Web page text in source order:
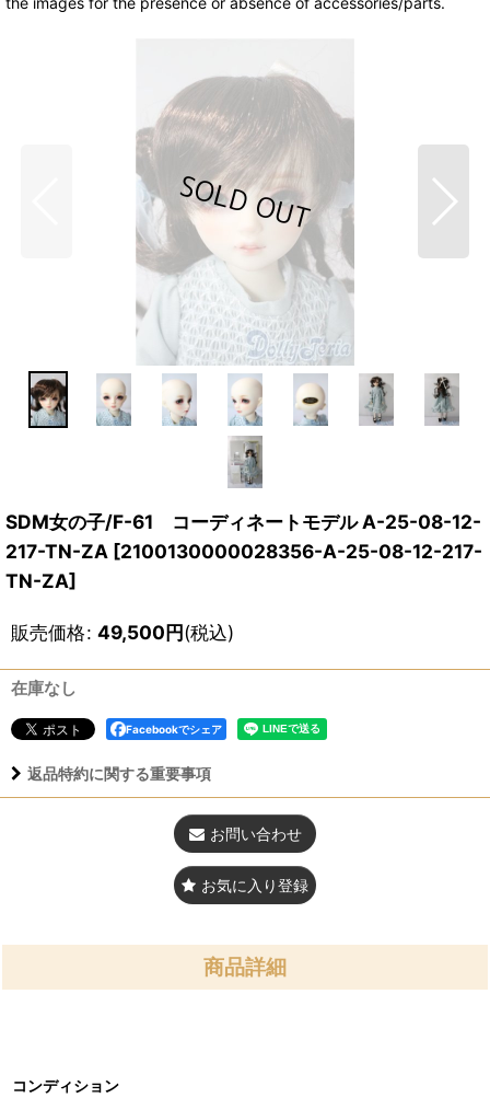
SDM女の子/F-61 コーディネートモデル A-25-08-12-
217-TN-ZA [2100130000028356-A-25-08-12-217-
TN-ZA]
販売価格: 49,500円(税込)
在庫なし
Facebookでシェア
返品特約に関する重要事項
お問い合わせ
お気に入り登録
商品詳細
コンディション